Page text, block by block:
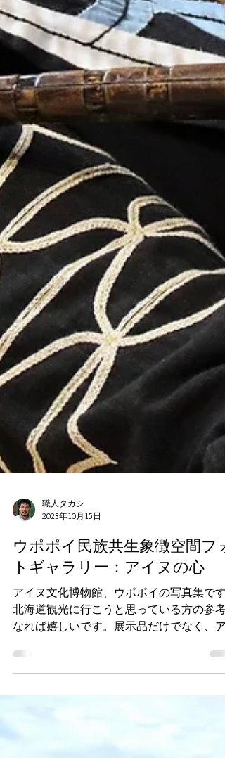
2023年10月15日
ウポポイ民族共生象徴空間フォ
トギャラリー：アイヌの心
アイヌ文化博物館、ウポポイの写真集です
なれば嬉しいです。展示品だけでなく、ア
ヌのアート・踊り・歌・楽器・語り部・料